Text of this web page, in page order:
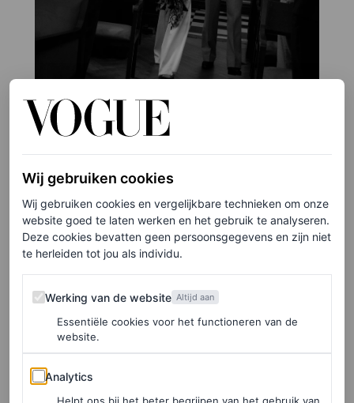
©JASON LLOYD-EVANS
5/19
Wij gebruiken cookies
Wij gebruiken cookies en vergelijkbare technieken om onze
website goed te laten werken en het gebruik te analyseren.
Deze cookies bevatten geen persoonsgegevens en zijn niet
te herleiden tot jou als individu.
Werking van de website
Werking van de website Altijd aan
Essentiële cookies voor het functioneren van de
website.
Analytics
Analytics